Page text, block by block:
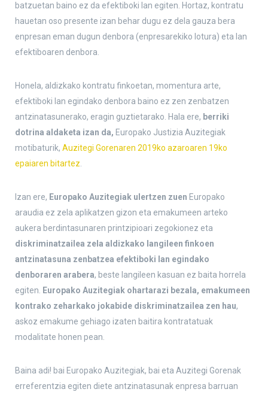
batzuetan baino ez da efektiboki lan egiten. Hortaz, kontratu
hauetan oso presente izan behar dugu ez dela gauza bera
enpresan eman dugun denbora (enpresarekiko lotura) eta lan
efektiboaren denbora.
Honela, aldizkako kontratu finkoetan, momentura arte,
efektiboki lan egindako denbora baino ez zen zenbatzen
antzinatasunerako, eragin guztietarako. Hala ere, berriki
dotrina aldaketa izan da, Europako Justizia Auzitegiak
motibaturik, Auzitegi Gorenaren 2019ko azaroaren 19ko
epaiaren bitartez.
Izan ere, Europako Auzitegiak ulertzen zuen Europako
araudia ez zela aplikatzen gizon eta emakumeen arteko
aukera berdintasunaren printzipioari zegokionez eta
diskriminatzailea zela aldizkako langileen finkoen
antzinatasuna zenbatzea efektiboki lan egindako
denboraren arabera, beste langileen kasuan ez baita horrela
egiten. Europako Auzitegiak ohartarazi bezala, emakumeen
kontrako zeharkako jokabide diskriminatzailea zen hau,
askoz emakume gehiago izaten baitira kontratatuak
modalitate honen pean.
Baina adi! bai Europako Auzitegiak, bai eta Auzitegi Gorenak
erreferentzia egiten diete antzinatasunak enpresa barruan